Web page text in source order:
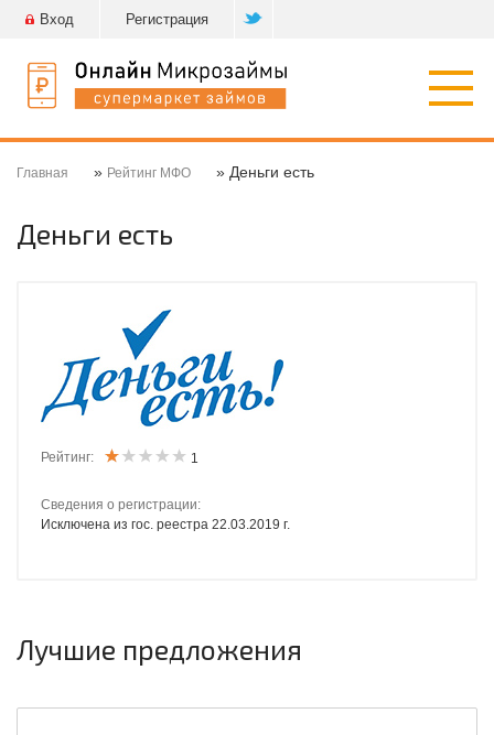
Вход Регистрация
Главная » Рейтинг МФО » Деньги есть
Деньги есть
Рейтинг: 1
Сведения о регистрации:
Исключена из гос. реестра 22.03.2019 г.
Лучшие предложения